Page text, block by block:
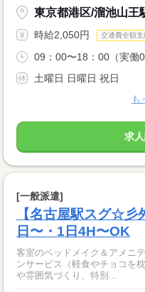
東京都港区/溜池山王
時給2,050円 交通費全額支
09：00〜18：00（実働
土曜日 日曜日 祝日
も
求
[一般派遣]
【名古屋駅スグ☆彡
日〜・1日4H〜OK
客室のベッドメイク＆アメニ
ンサービス（軽食やチョコを
や雰囲気づくり、特別...